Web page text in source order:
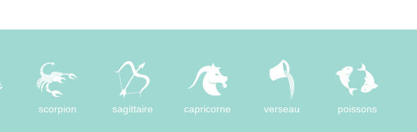
scorpion sagittaire capricorne verseau poissons